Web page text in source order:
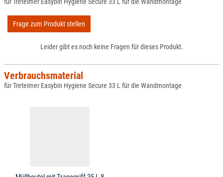
Frage zum Produkt stellen
Leider gibt es noch keine Fragen für dieses Produkt.
Verbrauchsmaterial
für Treteimer Easybin Hygiene Secure 33 L für die Wandmontage